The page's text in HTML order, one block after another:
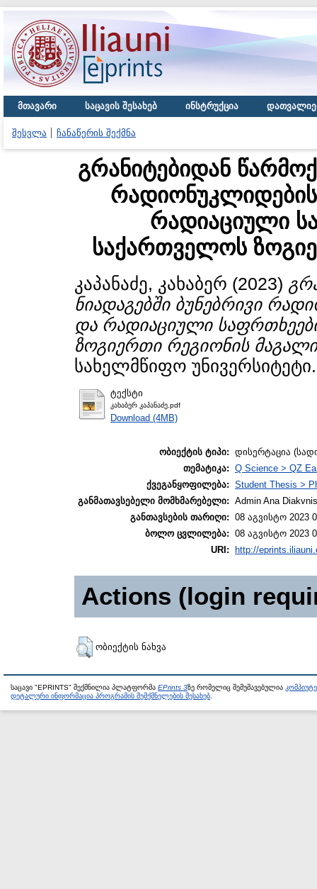
მთავარი საცავის შესახებ ინსტრუქცია
შესვლა ჩანაწერის შექმნა
გრანიტებიდან
რადიაციული
საქართველოს
კაპანაძე, კახაბერ (2023)
ნიადაგებში ბუნებრივი
და რადიაციული
ზოგიერთი რეგიონის
სახელმწიფო უნივერსიტეტი.
ტექსტი
კახაბერ კაპანაძე.pdf
Download (4MB)
ობიექტის ტიპი: დისერტაცია
თემატიკა: Q Science > QZ
ქვეგანყოფილება: Student Thesis >
განმათავსებელი მომხმარებელი: Admin Ana
განთავსების თარიღი: 08 აგვისტო 2023
ბოლო ცვლილება: 08 აგვისტო 2023
URI:
http://
Actions (login
ობიექტის ნახვა
საცავი "EPRINTS" შექმნილია პლატფორმა EPrints 3ზე რომელიც შემუშავებულია
დეტალური ინფორმაცია პროგრამის შემქმნელების შესახებ.